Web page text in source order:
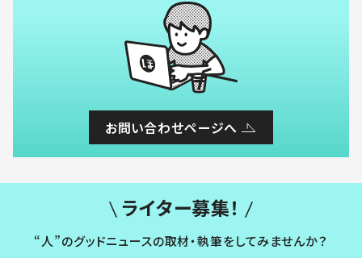
お問い合わせページへ
ライター募集！
“人”のグッドニュースの取材・執筆をしてみませんか？